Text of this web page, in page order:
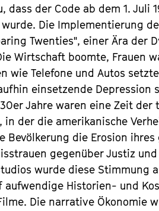
der Code ab dem 1. Juli
Die Implementierung
Twenties", einer Ära der
Wirtschaft boomte, Frauen
wie Telefone und Autos
einsetzende
Jahre waren eine Zeit
in der die amerikanische
Bevölkerung die Erosion
gegenüber Justiz
wurde diese Stimmung
aufwendige Historien- und
Die narrative Ökonomie